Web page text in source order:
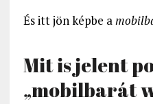
És itt jön képbe a
Mit is jelent
„mobilbarát